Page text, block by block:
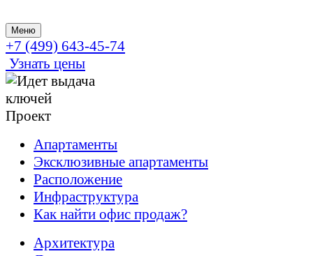
Меню
+7 (499) 643-45-74
Узнать цены
Проект
Апартаменты
Эксклюзивные апартаменты
Расположение
Инфраструктура
Как найти офис продаж?
Архитектура